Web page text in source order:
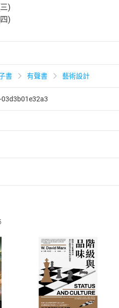
)
)
書 有聲書 藝術設計
訊交易解除權合理例外情事適用
店鋪所銷售之商品為電子書，
入樂天市場，並於「我的訂單
通過後將為您辦理退款事宜。
消/退貨，恕無法以單支商品取
登入帳號
Login